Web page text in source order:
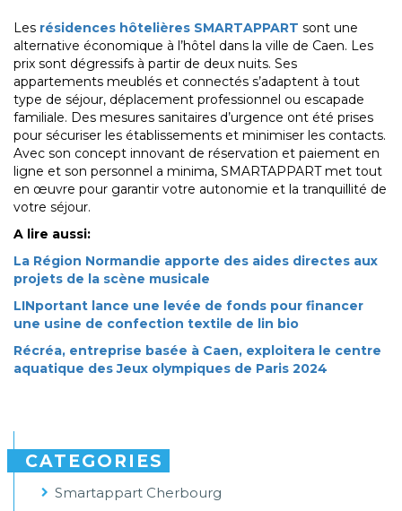
Les résidences hôtelières SMARTAPPART sont une
alternative économique à l’hôtel dans la ville de Caen. Les
prix sont dégressifs à partir de deux nuits. Ses
appartements meublés et connectés s’adaptent à tout
type de séjour, déplacement professionnel ou escapade
familiale. Des mesures sanitaires d’urgence ont été prises
pour sécuriser les établissements et minimiser les contacts.
Avec son concept innovant de réservation et paiement en
ligne et son personnel a minima, SMARTAPPART met tout
en œuvre pour garantir votre autonomie et la tranquillité de
votre séjour.
A lire aussi:
La Région Normandie apporte des aides directes aux
projets de la scène musicale
LINportant lance une levée de fonds pour financer
une usine de confection textile de lin bio
Récréa, entreprise basée à Caen, exploitera le centre
aquatique des Jeux olympiques de Paris 2024
CATEGORIES
Smartappart Cherbourg